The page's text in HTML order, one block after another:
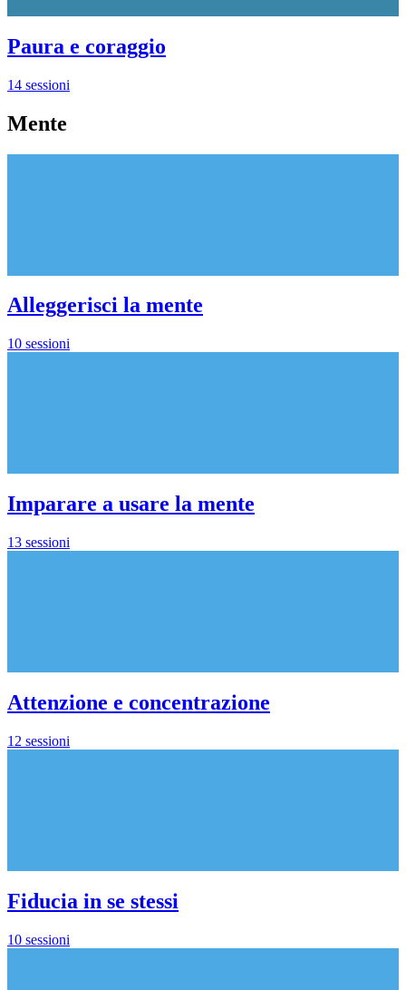
Paura e coraggio
14 sessioni
Mente
Alleggerisci la mente
10 sessioni
Imparare a usare la mente
13 sessioni
Attenzione e concentrazione
12 sessioni
Fiducia in se stessi
10 sessioni